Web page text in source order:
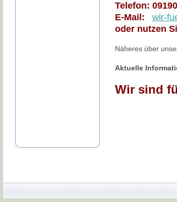
Telefon:
E-Mail: wir-
oder nutzen
Näheres über
Aktuelle
Wir sind